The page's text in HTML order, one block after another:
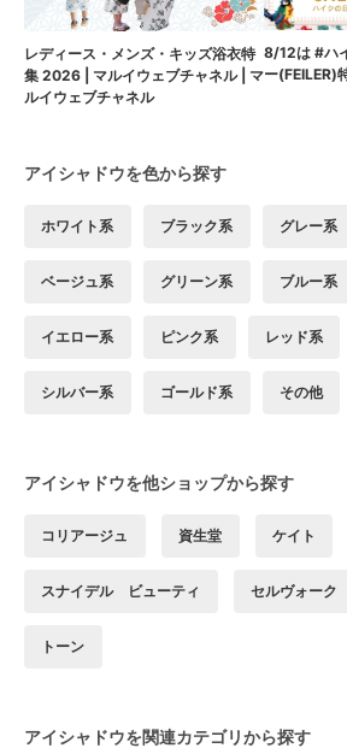
レディース・メンズ・キッズ浴衣特
集 2026 | マルイウェブチャネル | マ
ルイウェブチャネル
8/12は #ハ
ー(FEILER)
アイシャドウを色から探す
ホワイト系 ブラック系 グレー系
ベージュ系 グリーン系 ブルー系
イエロー系 ピンク系 レッド系
シルバー系 ゴールド系 その他
アイシャドウを他ショップから探す
コリアージュ 資生堂 ケイト
スナイデル ビューティ セルヴォーク
トーン
アイシャドウを関連カテゴリから探す